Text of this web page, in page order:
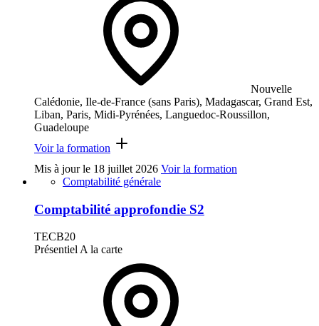
Nouvelle
Calédonie, Ile-de-France (sans Paris), Madagascar, Grand Est,
Liban, Paris, Midi-Pyrénées, Languedoc-Roussillon,
Guadeloupe
Voir la formation
Mis à jour le 18 juillet 2026 Voir la formation
Comptabilité générale
Comptabilité approfondie S2
TECB20
PrésentielA la carte